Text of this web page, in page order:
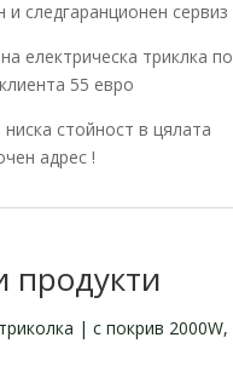
и следгаранционен сервиз
електрическа триклка по
55 евро
стойност в цялата
адрес !
продукти